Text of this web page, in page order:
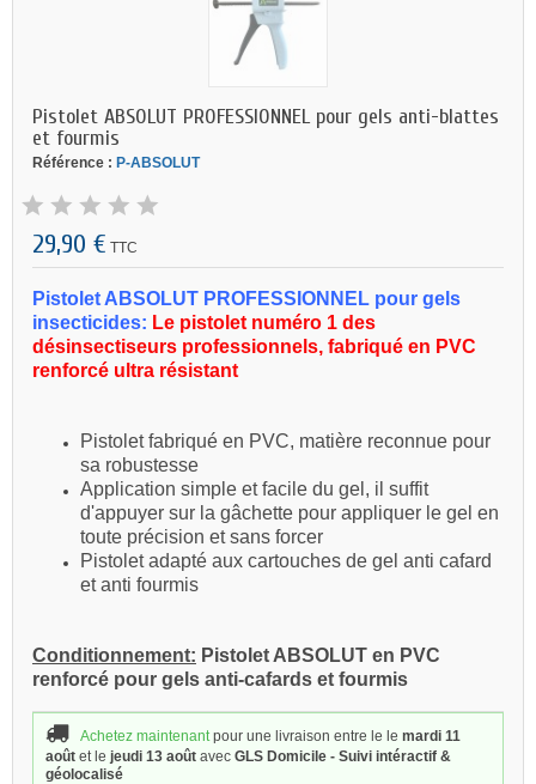
Pistolet ABSOLUT PROFESSIONNEL pour gels anti-blattes
et fourmis
Référence : P-ABSOLUT
29,90 € TTC
Pistolet ABSOLUT PROFESSIONNEL pour gels
insecticides: Le pistolet numéro 1 des
désinsectiseurs professionnels, fabriqué en PVC
renforcé ultra résistant
Pistolet fabriqué en PVC, matière reconnue pour
sa robustesse
Application simple et facile du gel, il suffit
d'appuyer sur la gâchette pour appliquer le gel en
toute précision et sans forcer
Pistolet adapté aux cartouches de gel anti cafard
et anti fourmis
Conditionnement: Pistolet ABSOLUT en PVC
renforcé pour gels anti-cafards et fourmis
Achetez maintenantpour une livraison entre le le mardi 11
août et le jeudi 13 août avec GLS Domicile - Suivi intéractif &
géolocalisé